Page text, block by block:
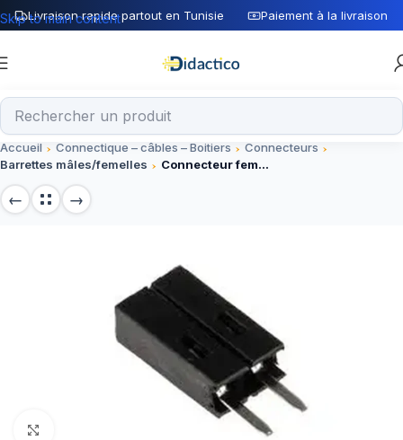
Livraison rapide partout en Tunisie Paiement à la livraison
Skip to main content
Accueil Connectique – câbles – Boitiers
Connecteurs
Barrettes mâles/femelles
Connecteur femelle pour CI 2 contacts 1 rangée 2.54mm traversant